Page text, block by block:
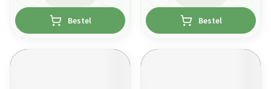
Bestel Bestel